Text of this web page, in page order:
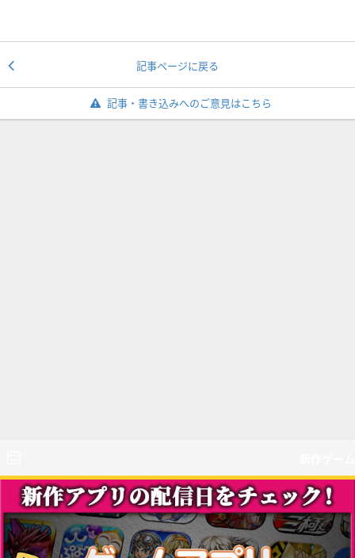
記事ページに戻る
記事・書き込みへのご意見はこちら